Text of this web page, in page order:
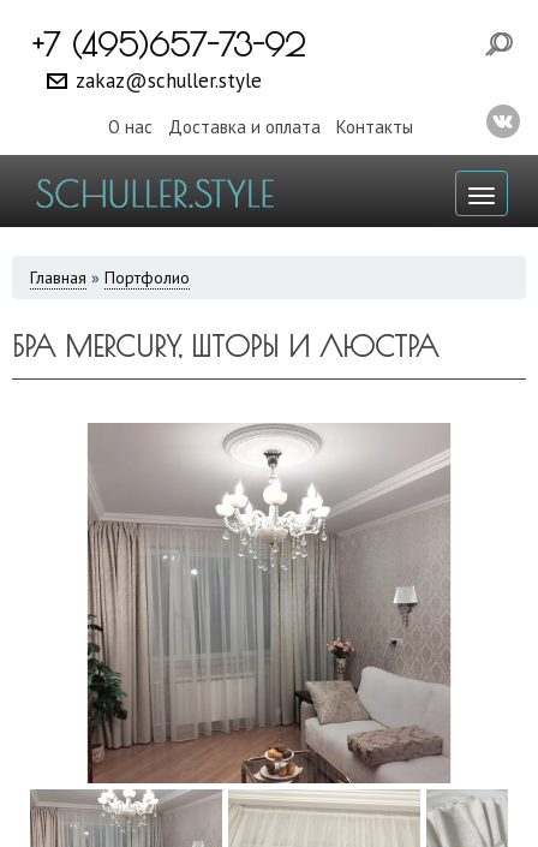
+7 (495)657-73-92
zakaz@schuller.style
О нас Доставка и оплата Контакты
ВЫ
Главная » Портфолио
БРА MERCURY, ШТОРЫ И ЛЮСТРА